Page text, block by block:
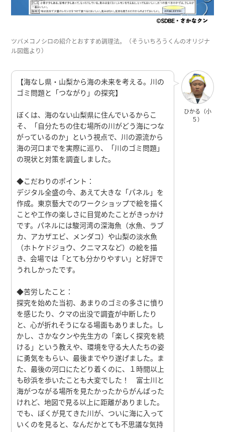
ツバメコノシロの紹介とおすすめ調理法。（そういちろうくんのオリジナ
ル図鑑より）
ひかる（小
５）
【海なし県・山梨から海の未来を考える。川の
ゴミ問題と「つながり」の探究】
ぼくは、海のない山梨県に住んでいるからこ
そ、「自分たちの住む場所の川がどう海につな
がっているのか」という視点で、川の源流から
海の河口までを実際に巡り、「川のゴミ問題」
の現状と対策を調査しました。
◆こだわりのポイント：
デジタル全盛の今、あえて大きな「パネル」を
作成。東京藝大でのワークショップで絵を描く
ことや工作の楽しさに目覚めたことがきっかけ
です。パネルには駿河湾の深海魚（水魚、ラブ
カ、アカザエビ、メンダコ）や山梨の淡水魚
（ホトケドジョウ、クニマスなど）の絵を描
き、会場では「とても分かりやすい」と好評で
うれしかったです。
◆苦労したこと：
探究を始めた当初、あまりのゴミの多さに憤り
を感じたり、クマの出没で調査が中断したり
と、心が折れそうになる場面もありました。し
かし、さかなクンや先生方の「楽しく探究を続
ける」という教えや、環境を守る大人たちの姿
に勇気をもらい、最後までやり遂げました。ま
た、最後の河口にたどり着くのに、１時間以上
も砂浜を歩いたことも大変でした！ 富士川と
海がつながる場所を見たかったからがんばった
けれど、地図で見る以上に距離がありました。
でも、ぼくが見てきた川が、ついに海に入って
いくのを見ると、なんだかとても不思議な気持